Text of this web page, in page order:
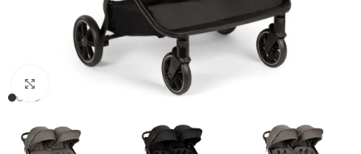
Clicca per ingrandire